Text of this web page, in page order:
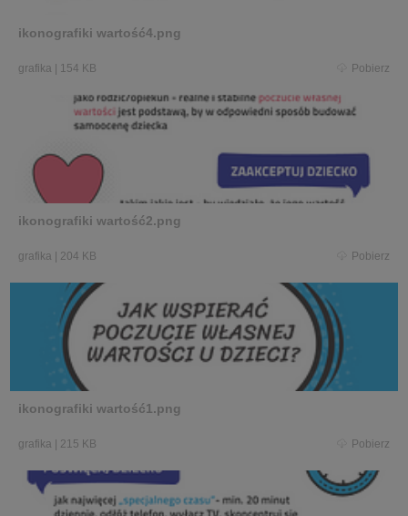
ikonografiki wartość4.png
grafika 154 KB Pobierz
ikonografiki wartość2.png
grafika 204 KB Pobierz
ikonografiki wartość1.png
grafika 215 KB Pobierz